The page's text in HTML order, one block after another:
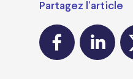
Partagez l’article